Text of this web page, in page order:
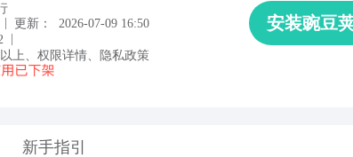
| 更新：
2026-07-09 16:50
|
以上 权限详情 隐私政策
安装豌豆
新手指引